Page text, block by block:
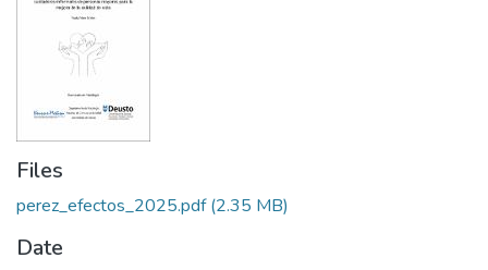
Statistics
Policies
Files
perez_efectos_2025.pdf(2.35 MB)
Date